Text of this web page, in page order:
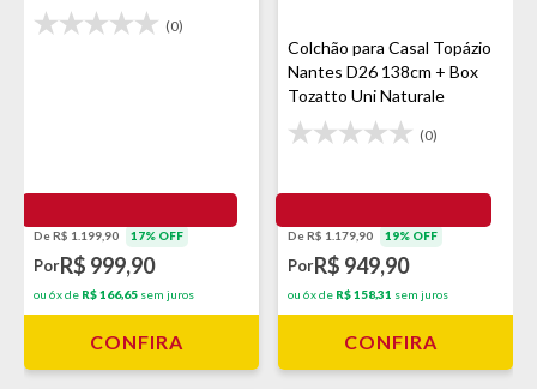
(0)
De R$ 1.199,90 17% OFF
PorR$ 999,90
ou 6x de R$ 166,65 sem juros
CONFIRA
Colchão para Casal Topázio
Nantes D26 138cm + Box
Tozatto Uni Naturale
(0)
De R$ 1.179,90 19% OFF
PorR$ 949,90
ou 6x de R$ 158,31 sem juros
CONFIRA